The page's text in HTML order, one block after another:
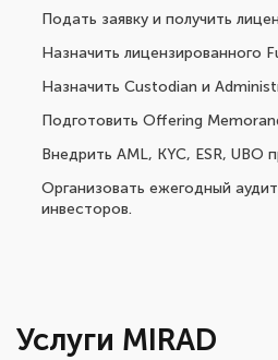
Подать заявку и получить
Назначить лицензированного
Назначить Custodian и
Подготовить Offering
Внедрить AML, KYC, ESR, UBO
Организовать ежегодный
инвесторов.
Услуги MIRAD